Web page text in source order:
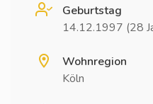
Geburtstag
14.12.1997 (28
Wohnregion
Köln